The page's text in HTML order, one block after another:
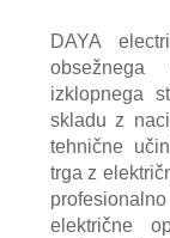
DAYA
obsežnega
izklopnega
skladu z
tehnične
trga z
električne